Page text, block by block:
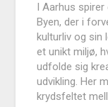
I Aarhus
Byen, der i
kulturliv og sin
et unikt miljø,
udfolde sig
udvikling. Her
krydsfeltet